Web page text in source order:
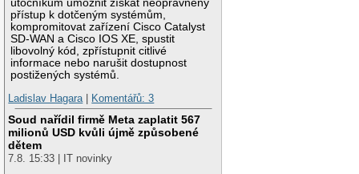
útočníkům umožnit získat neoprávněný
přístup k dotčeným systémům,
kompromitovat zařízení Cisco Catalyst
SD-WAN a Cisco IOS XE, spustit
libovolný kód, zpřístupnit citlivé
informace nebo narušit dostupnost
postižených systémů.
Ladislav Hagara| Komentářů: 3
Soud nařídil firmě Meta zaplatit 567
milionů USD kvůli újmě způsobené
dětem
7.8. 15:33 | IT novinky